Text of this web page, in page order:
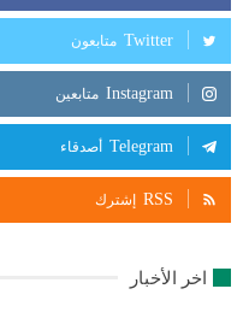
Twitter متابعون
Instagram متابعين
Telegram أصدقاء
RSS إشترك
اخر الأخبار